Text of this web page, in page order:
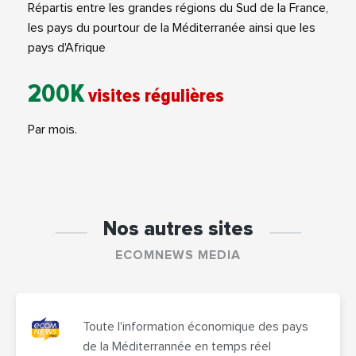
Répartis entre les grandes régions du Sud de la France,
les pays du pourtour de la Méditerranée ainsi que les
pays d'Afrique
200Kvisites régulières
Par mois.
Nos autres sites
ECOMNEWS MEDIA
Toute l'information économique des pays
de la Méditerrannée en temps réel